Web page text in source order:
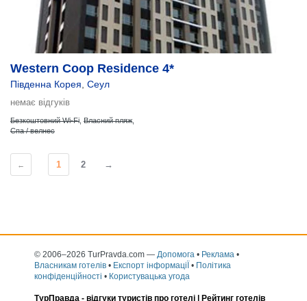
Western Coop Residence 4*
Південна Корея Сеул
немає відгуків
Безкоштовний Wi-Fi Власний пляж
Спа / велнес
← 1 2 →
© 2006–2026 TurPravda.com — Допомога • Реклама •
Власникам готелів • Експорт інформаціЇ • Політика
конфіденційності • Користувацька угода
ТурПравда - відгуки туристів про готелі | Рейтинг готелів